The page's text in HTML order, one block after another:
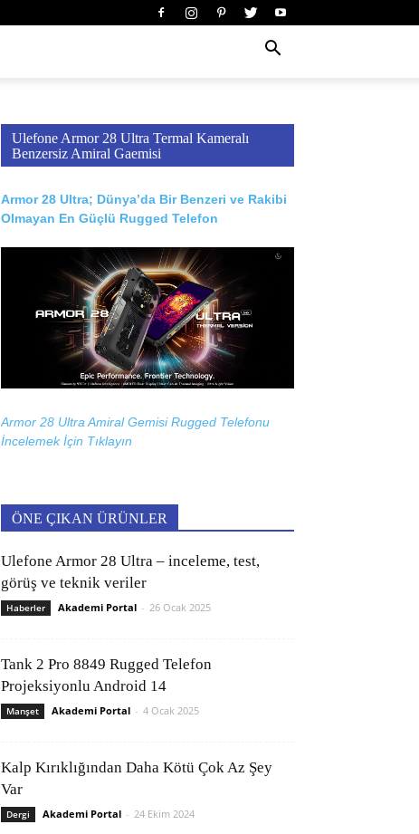
Ulefone Armor 28 Ultra Termal Kameralı
Benzersiz Amiral Gaemisi
Armor 28 Ultra; Dünya’da Bir Benzeri ve Rakibi
Olmayan En Güçlü Rugged Telefon
Armor 28 Ultra Amiral Gemisi Rugged Telefonu
İncelemek İçin Tıklayın
ÖNE ÇIKAN ÜRÜNLER
Ulefone Armor 28 Ultra – inceleme, test,
görüş ve teknik veriler
Haberler Akademi Portal - 26 Ocak 2025
Tank 2 Pro 8849 Rugged Telefon
Projeksiyonlu Android 14
Manşet Akademi Portal - 4 Ocak 2025
Kalp Kırıklığından Daha Kötü Çok Az Şey
Var
Dergi Akademi Portal - 24 Ekim 2024